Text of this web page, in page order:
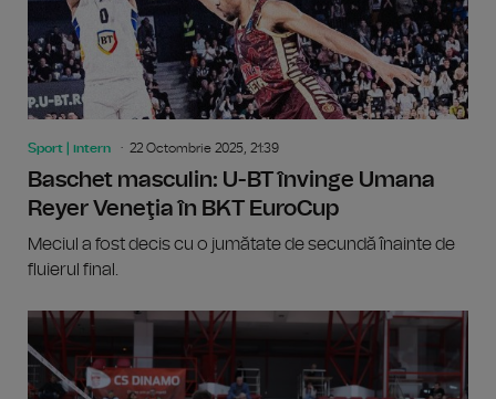
Sport | intern 22 Octombrie 2025, 21:39
Baschet masculin: U-BT învinge Umana
Reyer Veneţia în BKT EuroCup
Meciul a fost decis cu o jumătate de secundă înainte de
fluierul final.